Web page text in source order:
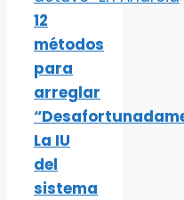
12
métodos
para
arreglar
La IU
del
sistema